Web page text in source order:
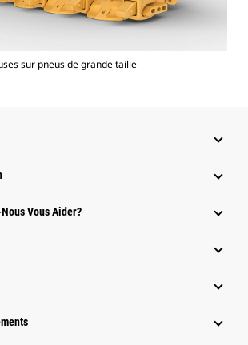
sur pneus de grande taille
Vous Aider?